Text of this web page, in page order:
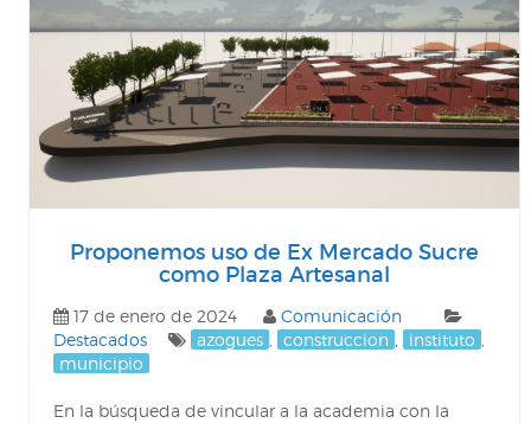
Proponemos uso de Ex Mercado Sucre
como Plaza Artesanal
17 de enero de 2024
Comunicación
Destacados
azogues construccion instituto
municipio
En la búsqueda de vincular a la academia con la